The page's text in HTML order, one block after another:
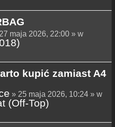
maja 2026, 22:00 » w
kupić zamiast A4
» 25 maja 2026, 10:24 » w
(Off-Top)